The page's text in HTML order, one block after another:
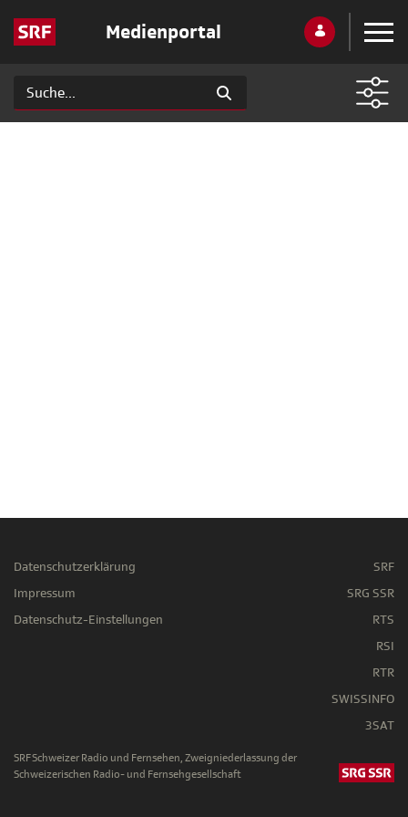
Medienportal
Datenschutzerklärung
Impressum
Datenschutz-Einstellungen
SRF
SRG SSR
RTS
RSI
RTR
SWISSINFO
3SAT
SRF Schweizer Radio und Fernsehen, Zweigniederlassung der
Schweizerischen Radio- und Fernsehgesellschaft